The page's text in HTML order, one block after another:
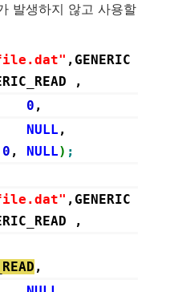
발생하지 않고 사용할
,GENERIC
,
0 ,
NULL ,
0 , NULL) ;
,GENERIC
,
,